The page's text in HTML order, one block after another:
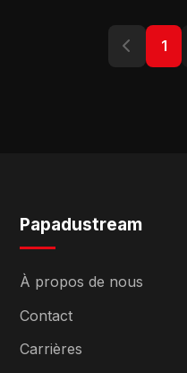
1
Papadustream
À propos de nous
Contact
Carrières